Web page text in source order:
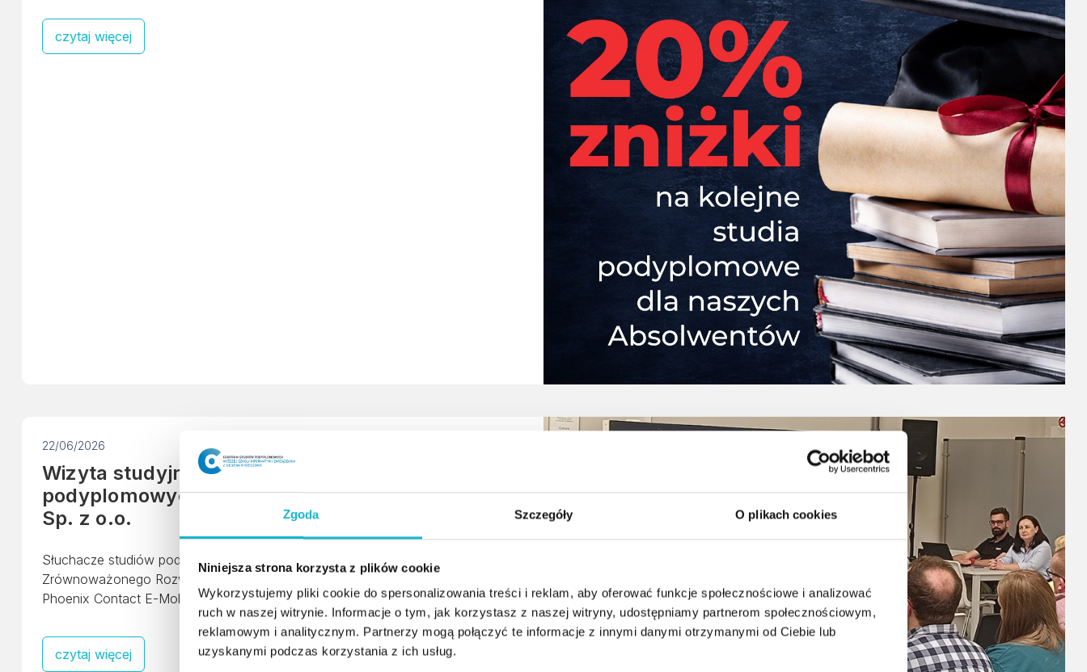
Zgoda Szczegóły O plikach cookies
Niniejsza strona korzysta z plików cookie
Wykorzystujemy pliki cookie do spersonalizowania treści i reklam, aby oferować funkcje społecznościowe i analizować
ruch w naszej witrynie. Informacje o tym, jak korzystasz z naszej witryny, udostępniamy partnerom społecznościowym,
reklamowym i analitycznym. Partnerzy mogą połączyć te informacje z innymi danymi otrzymanymi od Ciebie lub
uzyskanymi podczas korzystania z ich usług.
czytaj więcej
22/06/2026
Wizyta studyjna słuchaczy studiów
podyplomowych w Phoenix Contact E-Mobility
Sp. z o.o.
Słuchacze studiów podyplomowych „Doradztwo ds. Powietrza, Energii i
Zrównoważonego Rozwoju” zakończyli zajęcia dydaktyczne wizytą studyjną w
Phoenix Contact E-Mobility Sp. z o.o. w Rzeszowie.
czytaj więcej